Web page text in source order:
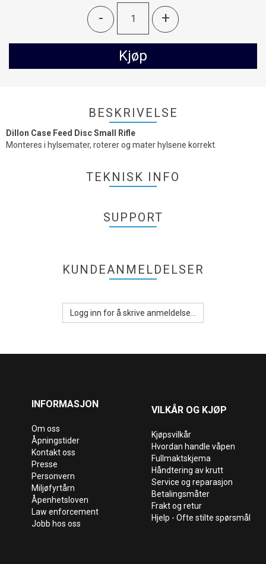
- +
Kjøp
BESKRIVELSE
Dillon Case Feed Disc Small Rifle
Monteres i hylsemater, roterer og mater hylsene korrekt.
TEKNISK INFO
SUPPORT
KUNDEANMELDELSER
Logg inn for å skrive anmeldelse...
INFORMASJON
Om oss
Åpningstider
Kontakt oss
Presse
Personvern
Miljøfyrtårn
Åpenhetsloven
Law enforcement
Jobb hos oss
VILKÅR OG KJØP
Kjøpsvilkår
Hvordan handle våpen
Fullmaktskjema
Håndtering av krutt
Service og reparasjon
Betalingsmåter
Frakt og retur
Hjelp - Ofte stilte spørsmål